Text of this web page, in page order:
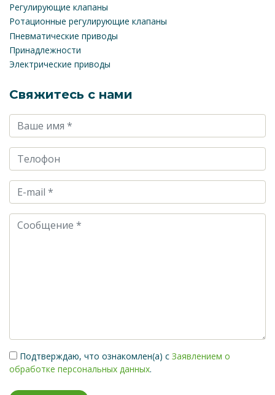
Регулирующие клапаны
Ротационные регулирующие клапаны
Пневматические приводы
Принадлежности
Электрические приводы
Свяжитесь с нами
Подтверждаю, что ознакомлен(а) с Заявлением о
обработке персональных данных.